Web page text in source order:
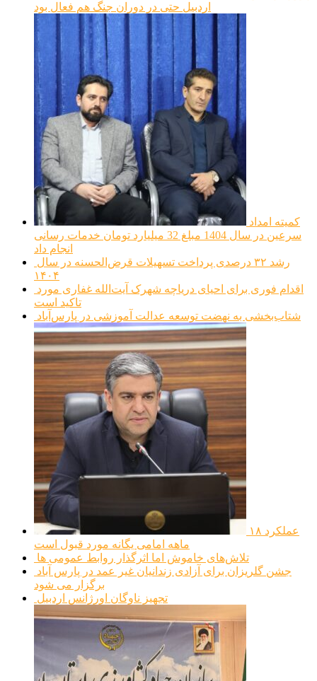
اردبیل حتی در دوران جنگ هم فعال بود
سرعین در سال 1404 مبلغ 32 میلیارد تومان خدمات رسانی
انجام داد
۱۴۰۴
تاکید است
شتاب‌بخشی به نهضت توسعه عدالت آموزشی در پارس‌آباد
ماهه امامی یگانه مورد قبول است
تلاش‌های خاموش اما اثرگذار روابط عمومی ها
برگزار می شود
تجهیز ناوگان اورژانس اردبیل